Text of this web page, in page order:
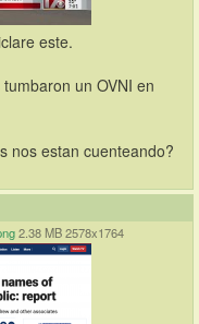
este.
un OVNI en
nos estan cuenteando?
2.38 MB 2578x1764